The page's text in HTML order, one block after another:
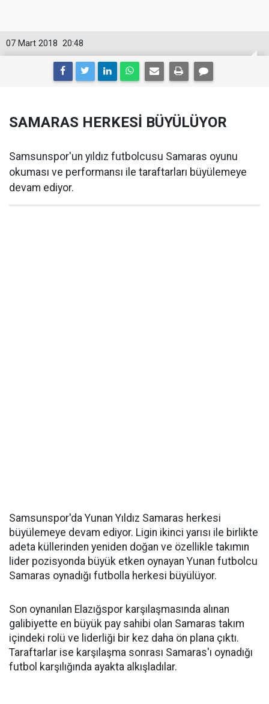
20:48
07 Mart 2018
SAMARAS HERKESİ BÜYÜLÜYOR
Samsunspor'un yıldız futbolcusu Samaras oyunu
okuması ve performansı ile taraftarları büyülemeye
devam ediyor.
Samsunspor'da Yunan Yıldız Samaras herkesi
büyülemeye devam ediyor. Ligin ikinci yarısı ile birlikte
adeta küllerinden yeniden doğan ve özellikle takımın
lider pozisyonda büyük etken oynayan Yunan futbolcu
Samaras oynadığı futbolla herkesi büyülüyor.
Son oynanılan Elazığspor karşılaşmasında alınan
galibiyette en büyük pay sahibi olan Samaras takım
içindeki rolü ve liderliği bir kez daha ön plana çıktı.
Taraftarlar ise karşılaşma sonrası Samaras'ı oynadığı
futbol karşılığında ayakta alkışladılar.